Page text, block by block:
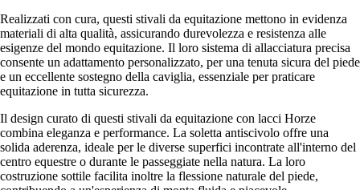
Realizzati con cura, questi stivali da equitazione mettono in evidenza
materiali di alta qualità, assicurando durevolezza e resistenza alle
esigenze del mondo equitazione. Il loro sistema di allacciatura precisa
consente un adattamento personalizzato, per una tenuta sicura del piede
e un eccellente sostegno della caviglia, essenziale per praticare
equitazione in tutta sicurezza.
Il design curato di questi stivali da equitazione con lacci Horze
combina eleganza e performance. La soletta antiscivolo offre una
solida aderenza, ideale per le diverse superfici incontrate all'interno del
centro equestre o durante le passeggiate nella natura. La loro
costruzione sottile facilita inoltre la flessione naturale del piede,